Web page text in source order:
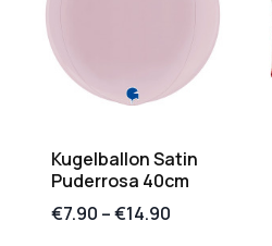
Kugelballon Satin
Puderrosa 40cm
€7.90 –€14.90